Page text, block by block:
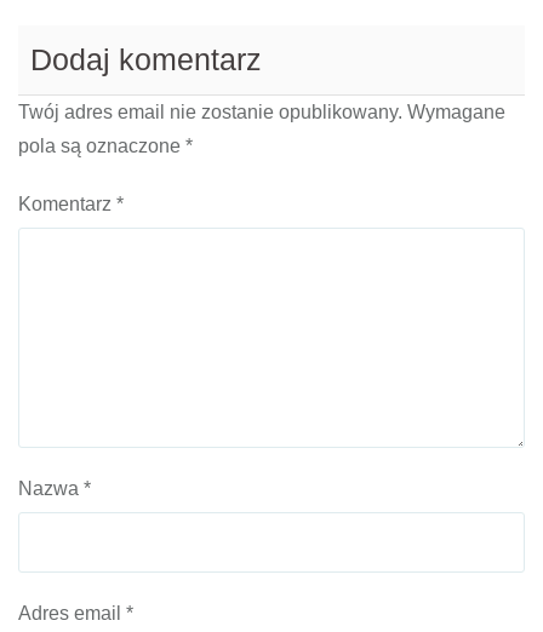
Dodaj komentarz
Twój adres email nie zostanie opublikowany. Wymagane
pola są oznaczone *
Komentarz *
Nazwa *
Adres email *